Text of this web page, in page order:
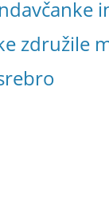
združile